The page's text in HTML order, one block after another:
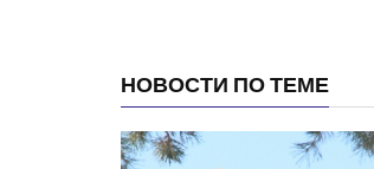
НОВОСТИ ПО ТЕМЕ